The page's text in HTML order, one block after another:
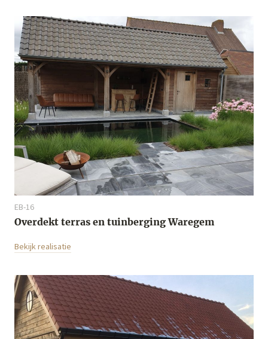
EB-16
Overdekt terras en tuinberging Waregem
Bekijk realisatie